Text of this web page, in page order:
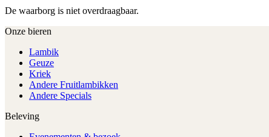
De waarborg is niet overdraagbaar.
Onze bieren
Lambik
Geuze
Kriek
Andere Fruitlambikken
Andere Specials
Beleving